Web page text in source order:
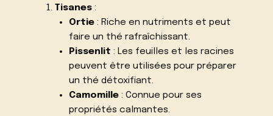
Tisanes:
Ortie: Riche en nutriments et peut
faire un thé rafraîchissant.
Pissenlit : Les feuilles et les racines
peuvent être utilisées pour préparer
un thé détoxifiant.
Camomille: Connue pour ses
propriétés calmantes.